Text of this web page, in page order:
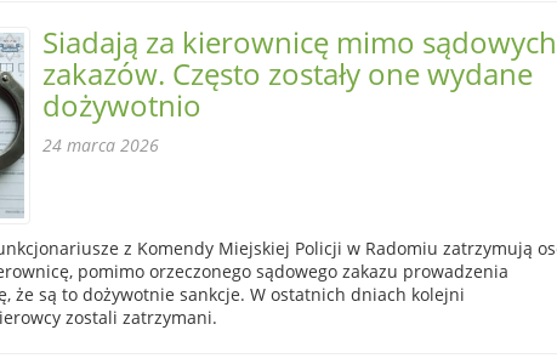
Siadają za kierownicę mimo sądowych
zakazów. Często zostały one wydane
dożywotnio
24 marca 2026
z Komendy Miejskiej Policji w Radomiu zatrzymują
pomimo orzeczonego sądowego zakazu prowadzenia
że są to dożywotnie sankcje. W ostatnich dniach kolejni
zostali zatrzymani.